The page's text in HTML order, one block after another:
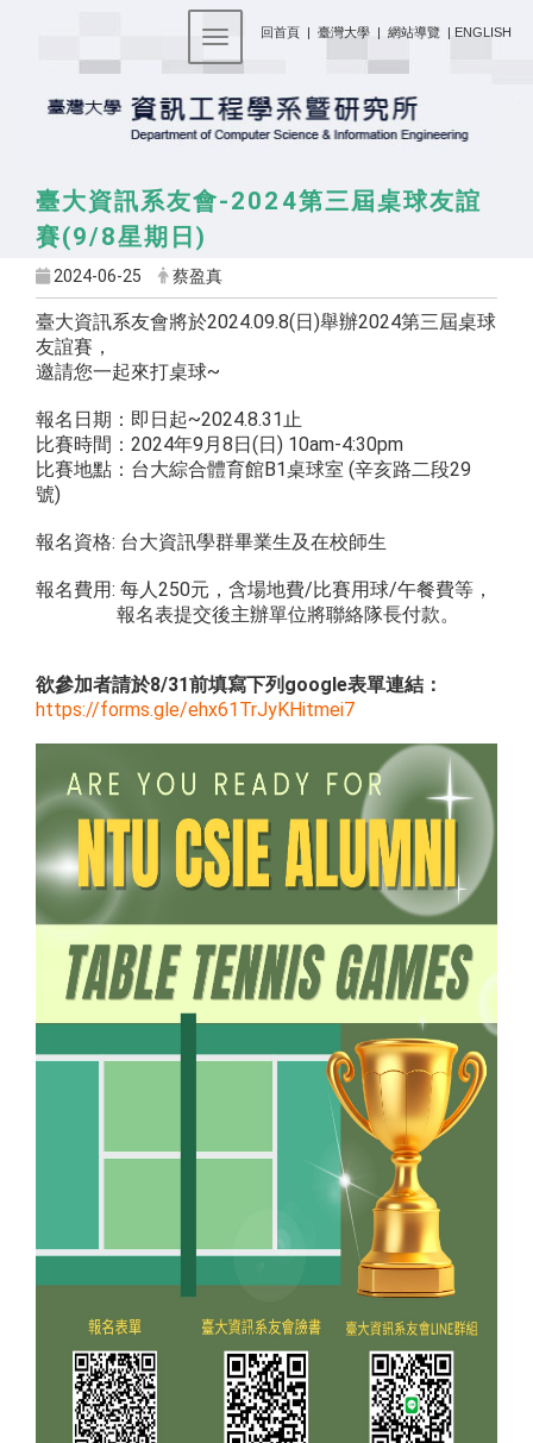
回首頁 | 臺灣大學 | 網站導覽 | ENGLISH
Toggle navigation
臺大資訊系友會-2024第三屆桌球友誼
賽(9/8星期日)
2024-06-25 蔡盈真
臺大資訊系友會將於2024.09.8(日)舉辦2024第三屆桌球
友誼賽，
邀請您一起來打桌球~
報名日期：即日起~2024.8.31止
比賽時間：2024年9月8日(日) 10am-4:30pm
比賽地點：台大綜合體育館B1桌球室 (辛亥路二段29
號)
報名資格: 台大資訊學群畢業生及在校師生
報名費用: 每人250元，含場地費/比賽用球/午餐費等，
報名表提交後主辦單位將聯絡隊長付款。
欲參加者請於8/31前填寫下列google表單連結：
https://forms.gle/ehx61TrJyKHitmei7